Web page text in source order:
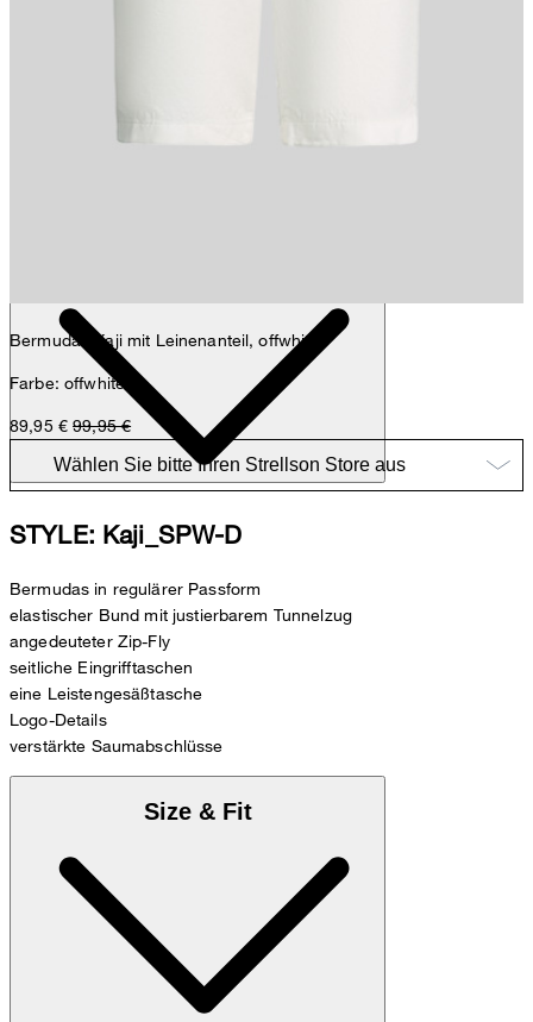
Bermudas Kaji mit Leinenanteil, offwhite
Farbe: offwhite
89,95 € 99,95 €
STYLE: Kaji_SPW-D
Bermudas in regulärer Passform
elastischer Bund mit justierbarem Tunnelzug
angedeuteter Zip-Fly
seitliche Eingrifftaschen
eine Leistengesäßtasche
Logo-Details
verstärkte Saumabschlüsse
Size & Fit